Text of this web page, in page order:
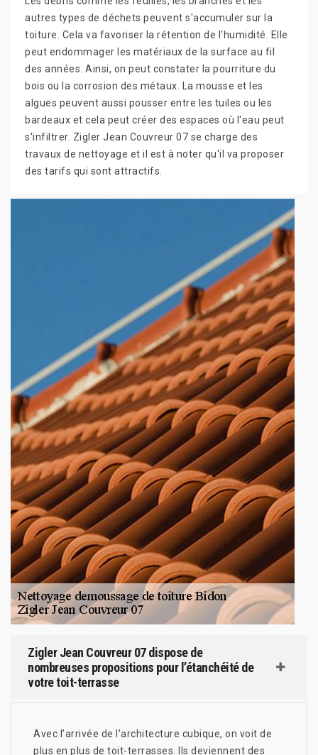
autres types de déchets peuvent s'accumuler sur la
toiture. Cela va favoriser la rétention de l'humidité. Elle
peut endommager les matériaux de la surface au fil
des années. Ainsi, on peut constater la pourriture du
bois ou la corrosion des métaux. La mousse et les
algues peuvent aussi pousser entre les tuiles ou les
bardeaux et cela peut créer des espaces où l'eau peut
s'infiltrer. Zigler Jean Couvreur 07 se charge des
travaux de nettoyage et il est à noter qu'il va proposer
des tarifs qui sont attractifs.
Zigler Jean Couvreur 07 dispose de
nombreuses propositions pour l’étanchéité de
votre toit-terrasse
Avec l’arrivée de l’architecture cubique, on voit de
plus en plus de toit-terrasses. Ils deviennent des